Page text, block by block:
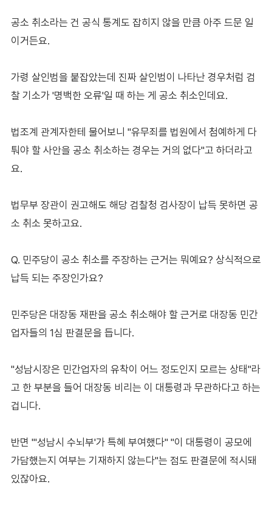
공소 취소라는 건 공식 통계도 잡히지 않을 만큼 아주 드문 일
이거든요.
가령 살인범을 붙잡았는데 진짜 살인범이 나타난 경우처럼 검
찰 기소가 '명백한 오류'일 때 하는 게 공소 취소인데요.
법조계 관계자한테 물어보니 "유무죄를 법원에서 첨예하게 다
퉈야 할 사안을 공소 취소하는 경우는 거의 없다"고 하더라고
요.
법무부 장관이 권고해도 해당 검찰청 검사장이 납득 못하면 공
소 취소 못하고요.
Q. 민주당이 공소 취소를 주장하는 근거는 뭐예요? 상식적으로
납득 되는 주장인가요?
민주당은 대장동 재판을 공소 취소해야 할 근거로 대장동 민간
업자들의 1심 판결문을 듭니다.
"성남시장은 민간업자의 유착이 어느 정도인지 모르는 상태"라
고 한 부분을 들어 대장동 비리는 이 대통령과 무관하다고 하는
겁니다.
반면 "'성남시 수뇌부'가 특혜 부여했다" "이 대통령이 공모에
가담했는지 여부는 기재하지 않는다"는 점도 판결문에 적시돼
있잖아요.